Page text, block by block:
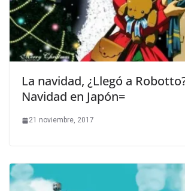
La navidad, ¿Llegó a
Navidad en Japón=
21 noviembre, 2017